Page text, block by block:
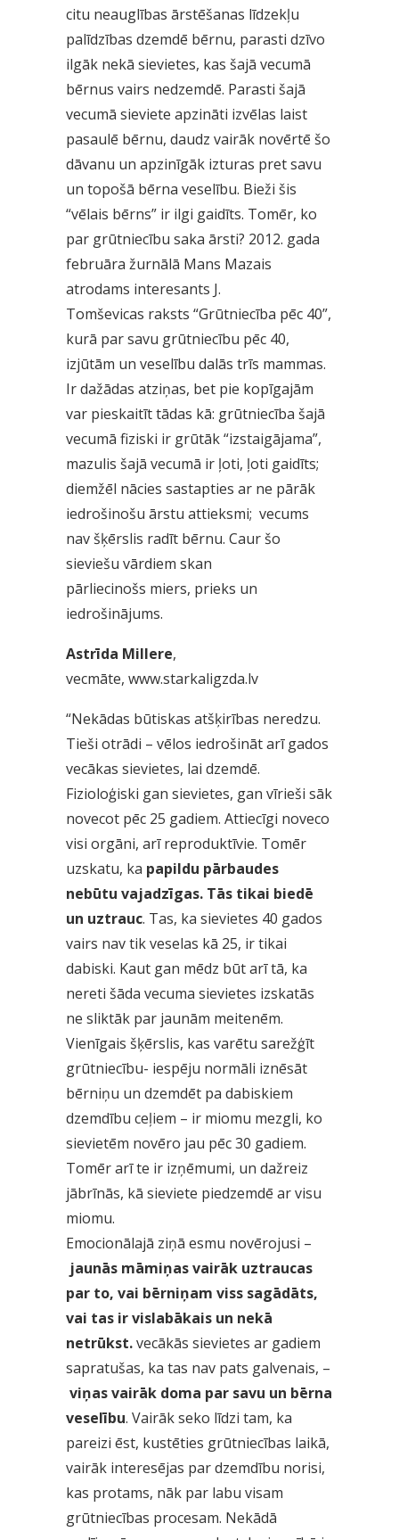
citu neauglības ārstēšanas līdzekļu
palīdzības dzemdē bērnu, parasti dzīvo
ilgāk nekā sievietes, kas šajā vecumā
bērnus vairs nedzemdē. Parasti šajā
vecumā sieviete apzināti izvēlas laist
pasaulē bērnu, daudz vairāk novērtē šo
dāvanu un apzinīgāk izturas pret savu
un topošā bērna veselību. Bieži šis
“vēlais bērns” ir ilgi gaidīts. Tomēr, ko
par grūtniecību saka ārsti? 2012. gada
februāra žurnālā Mans Mazais
atrodams interesants J.
Tomševicas raksts “Grūtniecība pēc 40”,
kurā par savu grūtniecību pēc 40,
izjūtām un veselību dalās trīs mammas.
Ir dažādas atziņas, bet pie kopīgajām
var pieskaitīt tādas kā: grūtniecība šajā
vecumā fiziski ir grūtāk “izstaigājama”,
mazulis šajā vecumā ir ļoti, ļoti gaidīts;
diemžēl nācies sastapties ar ne pārāk
iedrošinošu ārstu attieksmi; vecums
nav šķērslis radīt bērnu. Caur šo
sieviešu vārdiem skan
pārliecinošs miers, prieks un
iedrošinājums.
Astrīda Millere,
vecmāte, www.starkaligzda.lv
“Nekādas būtiskas atšķirības neredzu.
Tieši otrādi – vēlos iedrošināt arī gados
vecākas sievietes, lai dzemdē.
Fizioloģiski gan sievietes, gan vīrieši sāk
novecot pēc 25 gadiem. Attiecīgi noveco
visi orgāni, arī reproduktīvie. Tomēr
uzskatu, ka papildu pārbaudes
nebūtu vajadzīgas. Tās tikai biedē
un uztrauc. Tas, ka sievietes 40 gados
vairs nav tik veselas kā 25, ir tikai
dabiski. Kaut gan mēdz būt arī tā, ka
nereti šāda vecuma sievietes izskatās
ne sliktāk par jaunām meitenēm.
Vienīgais šķērslis, kas varētu sarežģīt
grūtniecību- iespēju normāli iznēsāt
bērniņu un dzemdēt pa dabiskiem
dzemdību ceļiem – ir miomu mezgli, ko
sievietēm novēro jau pēc 30 gadiem.
Tomēr arī te ir izņēmumi, un dažreiz
jābrīnās, kā sieviete piedzemdē ar visu
miomu.
Emocionālajā ziņā esmu novērojusi –
jaunās māmiņas vairāk uztraucas
par to, vai bērniņam viss sagādāts,
vai tas ir vislabākais un nekā
netrūkst.vecākās sievietes ar gadiem
sapratušas, ka tas nav pats galvenais, –
viņas vairāk doma par savu un bērna
veselību. Vairāk seko līdzi tam, ka
pareizi ēst, kustēties grūtniecības laikā,
vairāk interesējas par dzemdību norisi,
kas protams, nāk par labu visam
grūtniecības procesam. Nekādā